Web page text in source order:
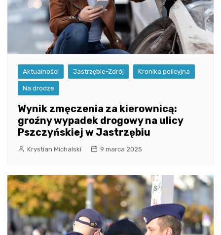
Aktualności Jastrzębie-Zdrój Kronika policyjna
Na drodze
Wynik zmęczenia za kierownicą:
groźny wypadek drogowy na ulicy
Pszczyńskiej w Jastrzębiu
Krystian Michalski 9 marca 2025